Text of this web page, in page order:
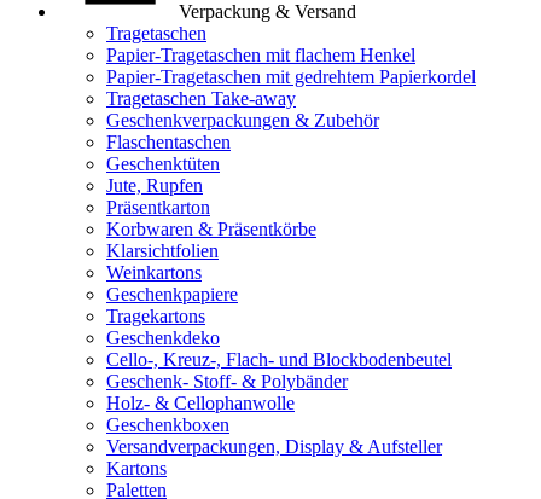
Verpackung & Versand
Tragetaschen
Papier-Tragetaschen mit flachem Henkel
Papier-Tragetaschen mit gedrehtem Papierkordel
Tragetaschen Take-away
Geschenkverpackungen & Zubehör
Flaschentaschen
Geschenktüten
Jute, Rupfen
Präsentkarton
Korbwaren & Präsentkörbe
Klarsichtfolien
Weinkartons
Geschenkpapiere
Tragekartons
Geschenkdeko
Cello-, Kreuz-, Flach- und Blockbodenbeutel
Geschenk- Stoff- & Polybänder
Holz- & Cellophanwolle
Geschenkboxen
Versandverpackungen, Display & Aufsteller
Kartons
Paletten